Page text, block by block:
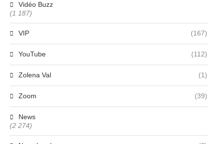
Vidéo Buzz
(1 187)
VIP (167)
YouTube (112)
Zolena Val (1)
Zoom (39)
News
(2 274)